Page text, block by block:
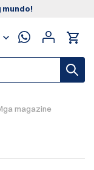
magazine